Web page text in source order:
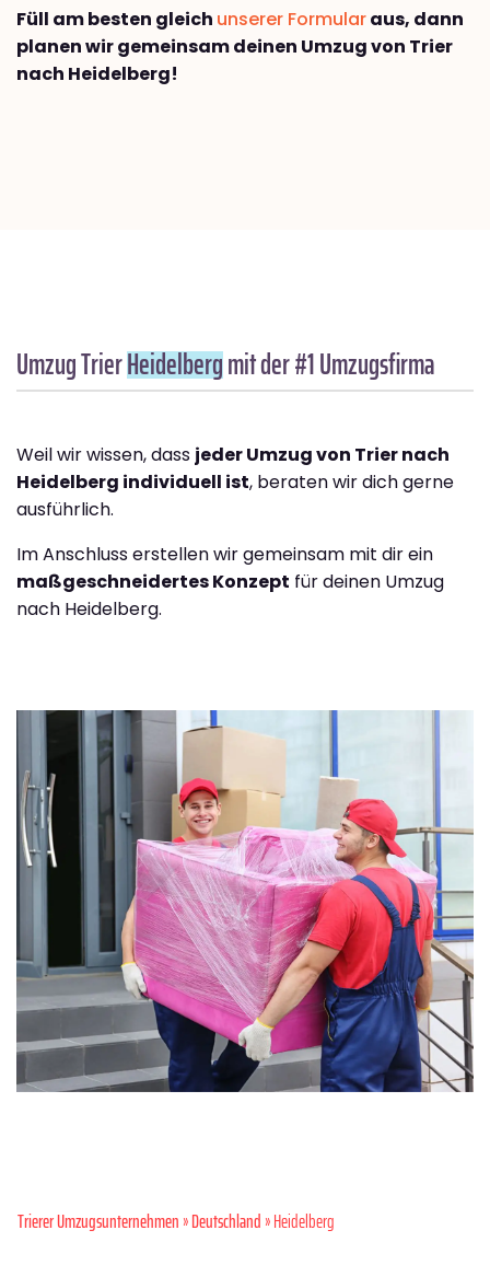
Füll am besten gleich unserer Formularaus, dann
planen wir gemeinsam deinen Umzug von Trier
nach Heidelberg!
Umzug TrierHeidelbergmit der #1 Umzugsfirma
Weil wir wissen, dass jeder Umzug von Trier nach
Heidelberg individuell ist, beraten wir dich gerne
ausführlich.
Im Anschluss erstellen wir gemeinsam mit dir ein
maßgeschneidertes Konzept für deinen Umzug
nach Heidelberg.
Trierer Umzugsunternehmen»Deutschland» Heidelberg